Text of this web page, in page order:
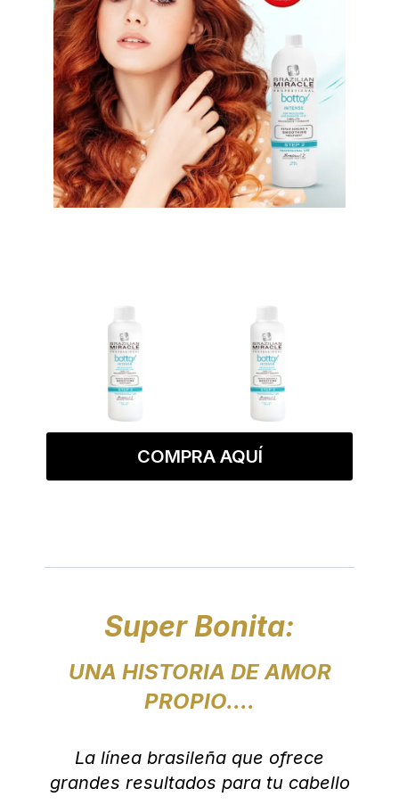
COMPRA AQUÍ
Super Bonita:
UNA HISTORIA DE AMOR
PROPIO....
La línea brasileña que ofrece
grandes resultados para tu cabello